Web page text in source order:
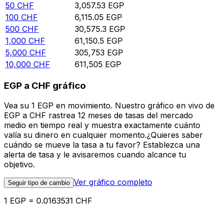
50 CHF 3,057.53 EGP
100 CHF 6,115.05 EGP
500 CHF 30,575.3 EGP
1,000 CHF 61,150.5 EGP
5,000 CHF 305,753 EGP
10,000 CHF 611,505 EGP
EGP a CHF gráfico
Vea su 1 EGP en movimiento. Nuestro gráfico en vivo de
EGP a CHF rastrea 12 meses de tasas del mercado
medio en tiempo real y muestra exactamente cuánto
valía su dinero en cualquier momento.¿Quieres saber
cuándo se mueve la tasa a tu favor? Establezca una
alerta de tasa y le avisaremos cuando alcance tu
objetivo.
Seguir tipo de cambio Ver gráfico completo
1 EGP = 0.0163531 CHF